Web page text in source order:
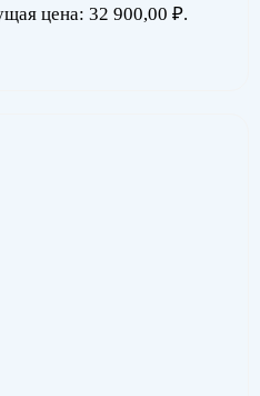
цена: 32 900,00 ₽.